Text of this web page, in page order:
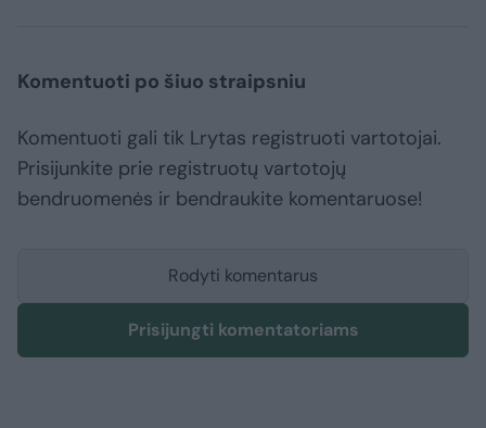
Komentuoti po šiuo straipsniu
Komentuoti gali tik Lrytas registruoti vartotojai.
Prisijunkite prie registruotų vartotojų
bendruomenės ir bendraukite komentaruose!
Rodyti komentarus
Prisijungti komentatoriams